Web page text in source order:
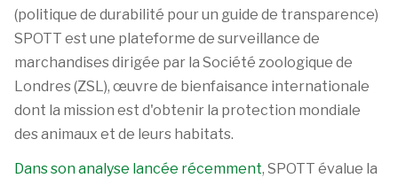
(politique de durabilité pour un guide de transparence)
SPOTT est une plateforme de surveillance de
marchandises dirigée par la Société zoologique de
Londres (ZSL), œuvre de bienfaisance internationale
dont la mission est d'obtenir la protection mondiale
des animaux et de leurs habitats.
Dans son analyse lancée récemment, SPOTT évalue la